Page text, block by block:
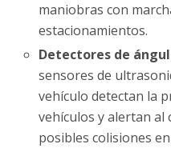
maniobras con
estacionamientos.
Detectores de
sensores de
vehículo detectan la
vehículos y alertan
posibles colisiones